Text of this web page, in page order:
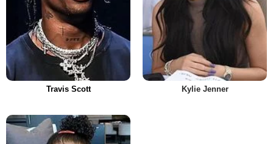
Travis Scott Kylie Jenner